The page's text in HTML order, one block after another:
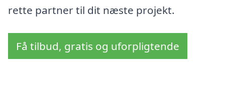
rette partner til dit næste projekt.
Få tilbud, gratis og uforpligtende